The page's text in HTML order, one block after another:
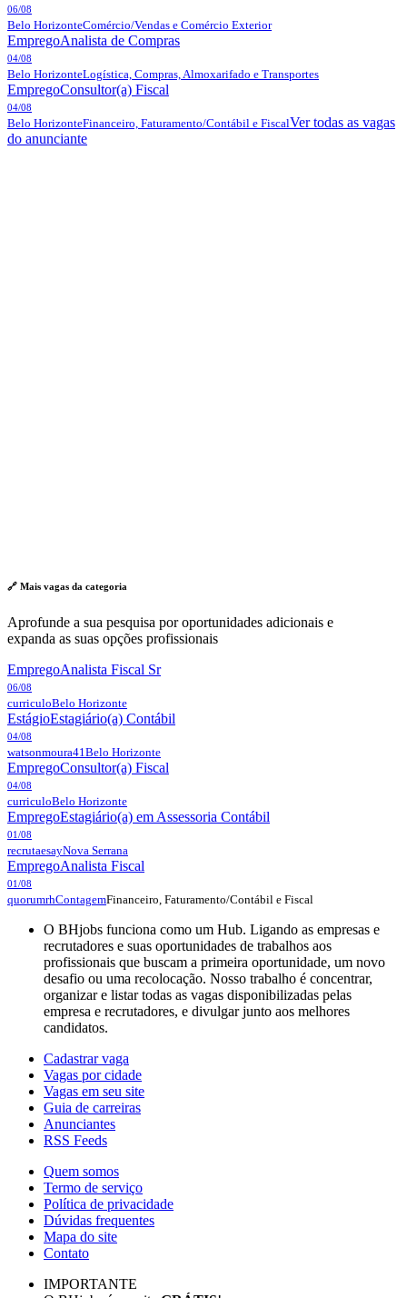
06/08
Belo HorizonteComércio/Vendas e Comércio Exterior
EmpregoAnalista de Compras
04/08
Belo HorizonteLogística, Compras, Almoxarifado e Transportes
EmpregoConsultor(a) Fiscal
04/08
Belo HorizonteFinanceiro, Faturamento/Contábil e FiscalVer todas as vagas
do anunciante
🔗 Mais vagas da categoria
Aprofunde a sua pesquisa por oportunidades adicionais e
expanda as suas opções profissionais
EmpregoAnalista Fiscal Sr
06/08
curriculoBelo Horizonte
EstágioEstagiário(a) Contábil
04/08
watsonmoura41 Belo Horizonte
EmpregoConsultor(a) Fiscal
04/08
curriculoBelo Horizonte
EmpregoEstagiário(a) em Assessoria Contábil
01/08
recrutaesayNova Serrana
EmpregoAnalista Fiscal
01/08
quorumrhContagemFinanceiro, Faturamento/Contábil e Fiscal
O BHjobs funciona como um Hub. Ligando as empresas e
recrutadores e suas oportunidades de trabalhos aos
profissionais que buscam a primeira oportunidade, um novo
desafio ou uma recolocação. Nosso trabalho é concentrar,
organizar e listar todas as vagas disponibilizadas pelas
empresa e recrutadores, e divulgar junto aos melhores
candidatos.
Cadastrar vaga
Vagas por cidade
Vagas em seu site
Guia de carreiras
Anunciantes
RSS Feeds
Quem somos
Termo de serviço
Política de privacidade
Dúvidas frequentes
Mapa do site
Contato
IMPORTANTE